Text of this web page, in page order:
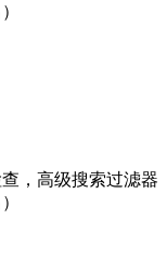
，高级搜索过滤器